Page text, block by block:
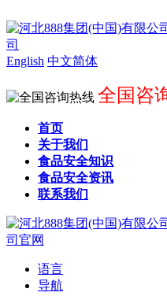
English 中文简体
全国咨
首页
关于我们
食品安全知识
食品安全资讯
联系我们
语言
导航